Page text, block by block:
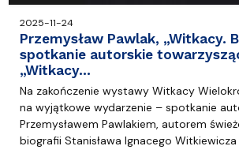
2025-11-24
Przemysław Pawlak, „Witkacy.
spotkanie autorskie
„Witkacy…
Na zakończenie wystawy Witkacy
na wyjątkowe wydarzenie – spotkanie
Przemysławem Pawlakiem, autorem
biografii Stanisława Ignacego Witkiewicza